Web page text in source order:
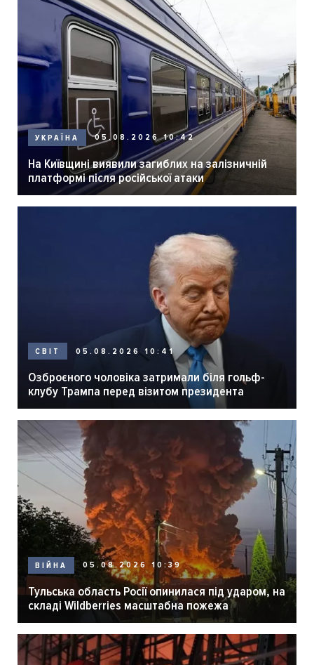
УКРАЇНА 05.08.2026 10:42
На Київщині виявили загиблих на залізничній
платформі після російської атаки
СВІТ 05.08.2026 10:41
Озброєного чоловіка затримали біля гольф-
клубу Трампа перед візитом президента
ВІЙНА 05.08.2026 10:39
Тульська область Росії опинилася під ударом, на
складі Wildberries масштабна пожежа